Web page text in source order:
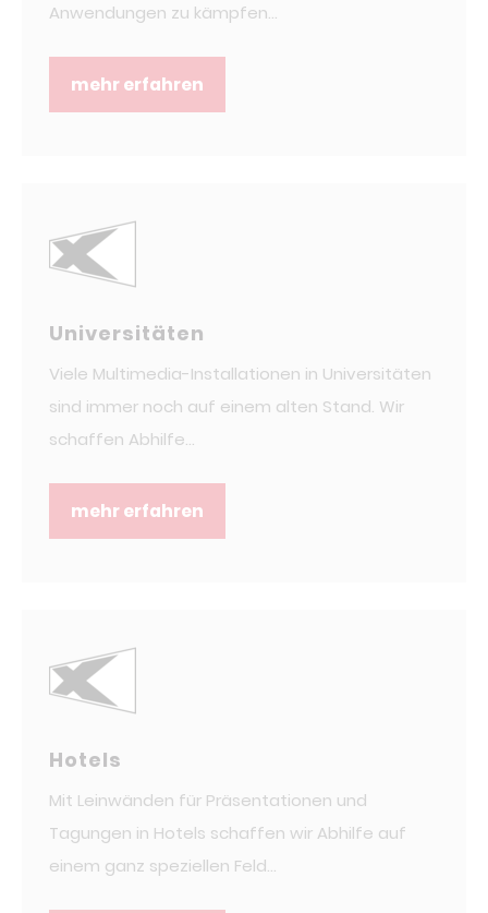
Anwendungen zu kämpfen...
mehr erfahren
Universitäten
Viele Multimedia-Installationen in Universitäten
sind immer noch auf einem alten Stand. Wir
schaffen Abhilfe...
mehr erfahren
Hotels
Mit Leinwänden für Präsentationen und
Tagungen in Hotels schaffen wir Abhilfe auf
einem ganz speziellen Feld...